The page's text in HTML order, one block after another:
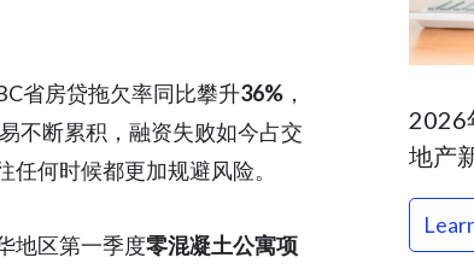
省房贷拖欠率同比攀升36% ，
不断累积，融资失败如今占交
任何时候都更加规避风险。
地区第一季度零混凝土公寓项
2026
地产